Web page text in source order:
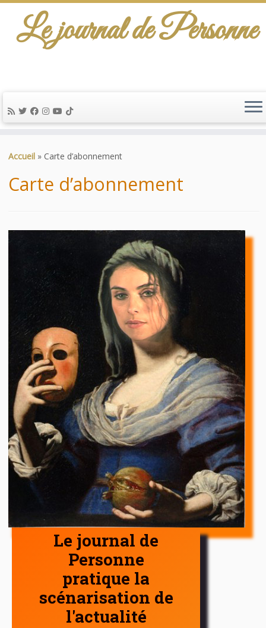
au
Le journal de Personne
Accueil » Carte d’abonnement
Carte d’abonnement
Le journal de
Personne
pratique la
scénarisation de
l'actualité